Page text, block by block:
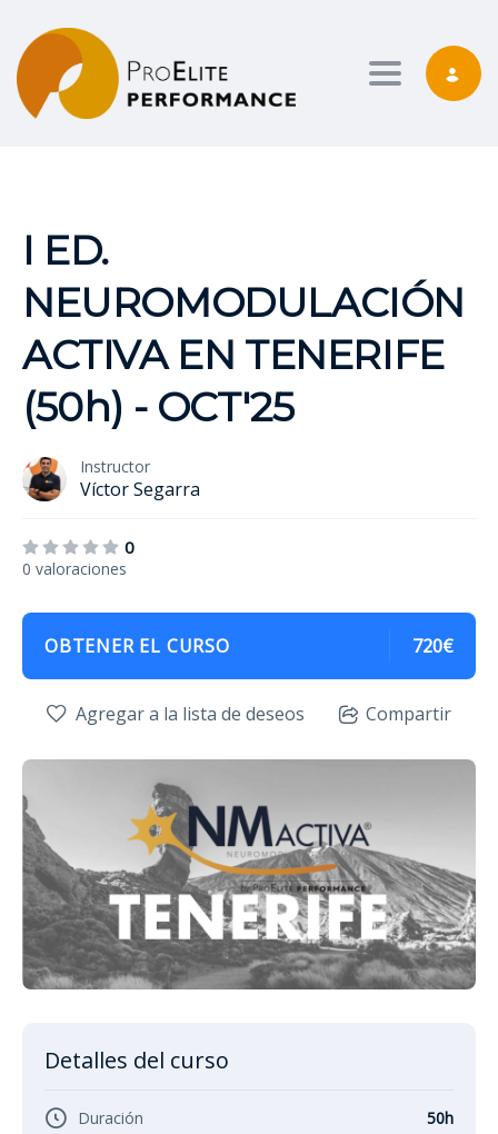
Toggle
Instructor
Víctor Segarra
0
0 valoraciones
I ED.
NEUROMODULACIÓN
ACTIVA EN TENERIFE
(50h) - OCT'25
OBTENER EL CURSO 720€
Agregar a la lista de deseos Compartir
Detalles del curso
Duración 50h